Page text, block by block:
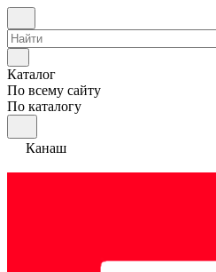
Каталог
По всему сайту
По каталогу
Канаш